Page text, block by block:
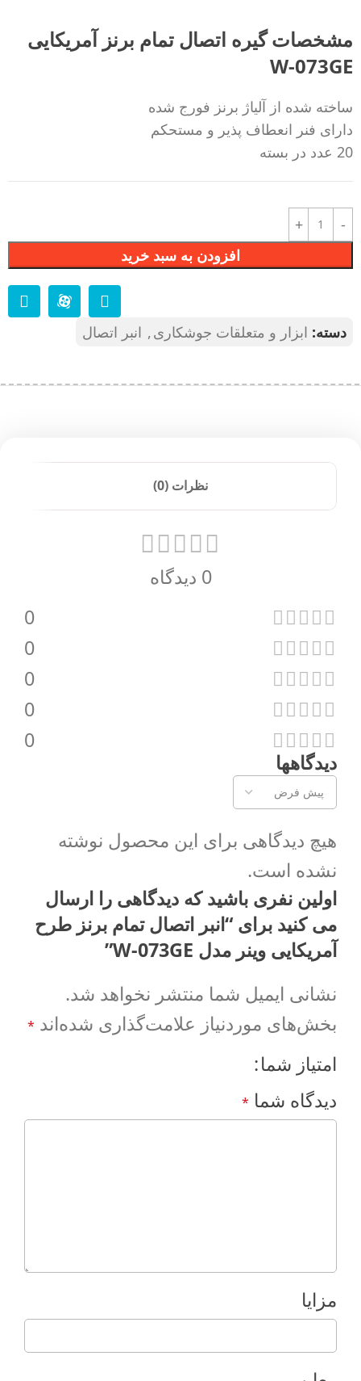
مشخصات گیره اتصال تمام برنز آمریکایی
W-073GE
ساخته شده از آلیاژ برنز فورج شده
دارای فنر انعطاف پذیر و مستحکم
20 عدد در بسته
افزودن به سبد خرید
دسته: ابزار و متعلقات جوشکاری, انبر اتصال
نظرات (0)
0 دیدگاه
0
0
0
0
0
دیدگاهها
هیچ دیدگاهی برای این محصول نوشته
نشده است.
اولین نفری باشید که دیدگاهی را ارسال
می کنید برای “انبر اتصال تمام برنز طرح
آمریکایی وینر مدل W-073GE”
نشانی ایمیل شما منتشر نخواهد شد.
بخش‌های موردنیاز علامت‌گذاری شده‌اند *
امتیاز شما
دیدگاه شما *
مزایا